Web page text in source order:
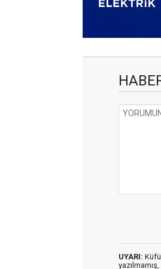
UYARI:
yazılmamış,